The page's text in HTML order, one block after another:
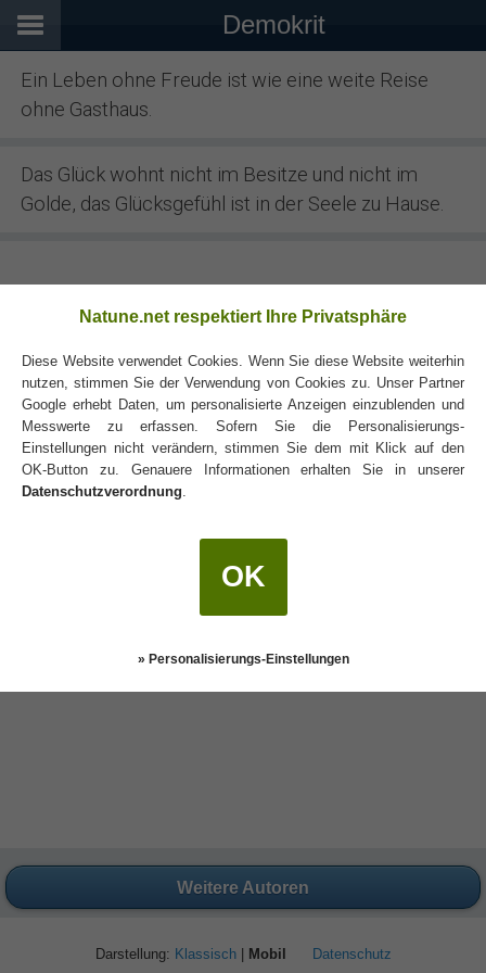
Demokrit
Ein Leben ohne Freude ist wie eine weite Reise
ohne Gasthaus.
Das Glück wohnt nicht im Besitze und nicht im
Golde, das Glücksgefühl ist in der Seele zu Hause.
Die Geizigen sind den Bienen zu vergleichen: sie
arbeiten, als ob sie ewig leben würden.
Es werden mehr Menschen durch Übung tüchtig
als durch ihre ursprüngliche Anlage.
Weitere Autoren
Darstellung: Klassisch| Mobil Datenschutz
Natune.net respektiert Ihre Privatsphäre
Diese Website verwendet Cookies. Wenn Sie diese Website weiterhin
nutzen, stimmen Sie der Verwendung von Cookies zu. Unser Partner
Google erhebt Daten, um personalisierte Anzeigen einzublenden und
Messwerte zu erfassen. Sofern Sie die Personalisierungs-
Einstellungen nicht verändern, stimmen Sie dem mit Klick auf den
OK-Button zu. Genauere Informationen erhalten Sie in unserer
Datenschutzverordnung
OK
» Personalisierungs-Einstellungen